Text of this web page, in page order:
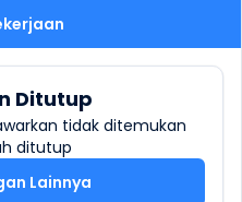
Ditutup
tidak ditemukan
ditutup
Lainnya